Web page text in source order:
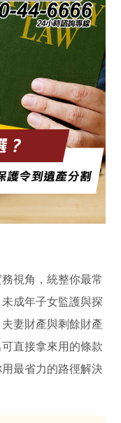
視角，統整你最常
成年子女監護與探
妻財產與剩餘財產
直接拿來用的條款
最省力的路徑解決